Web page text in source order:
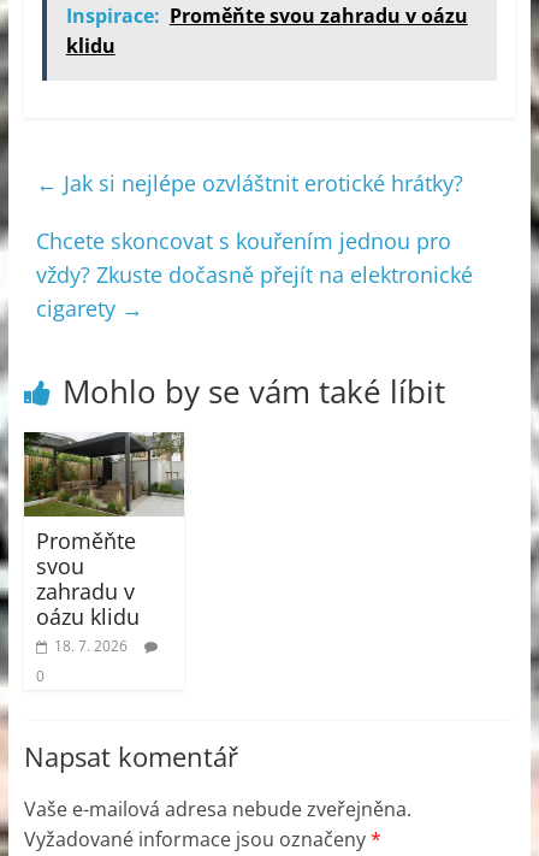
Inspirace: Proměňte svou zahradu v oázu
klidu
← Jak si nejlépe ozvláštnit erotické hrátky?
Chcete skoncovat s kouřením jednou pro
vždy? Zkuste dočasně přejít na elektronické
cigarety →
Mohlo by se vám také líbit
Proměňte
svou
zahradu v
oázu klidu
18. 7. 2026
0
Napsat komentář
Vaše e-mailová adresa nebude zveřejněna.
Vyžadované informace jsou označeny*